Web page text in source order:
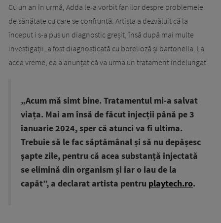
Cu un an în urmă, Adda le-a vorbit fanilor despre problemele
de sănătate cu care se confruntă. Artista a dezvăluit că la
început i s-a pus un diagnostic greșit, însă după mai multe
investigații, a fost diagnosticată cu borelioză și bartonella. La
acea vreme, ea a anunțat că va urma un tratament îndelungat.
„Acum mă simt bine. Tratamentul mi-a salvat
viața. Mai am însă de făcut injecții până pe 3
ianuarie 2024, sper că atunci va fi ultima.
Trebuie să le fac săptămânal și să nu depășesc
șapte zile, pentru că acea substanță injectată
se elimină din organism și iar o iau de la
capăt”, a declarat artista pentru playtech.ro.